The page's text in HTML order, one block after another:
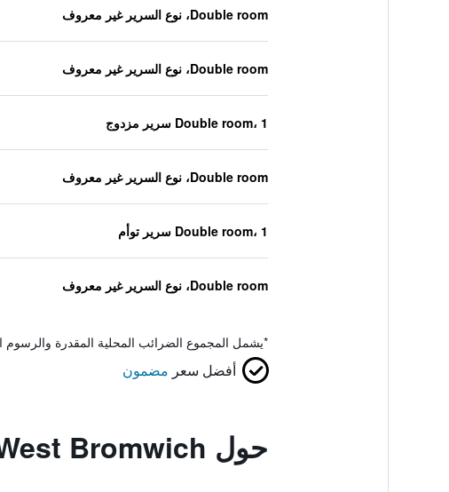
Double room، نوع السرير غير معروف
Double room، نوع السرير غير معروف
Double room، 1 سرير مزدوج
Double room، نوع السرير غير معروف
Double room، 1 سرير توأم
Double room، نوع السرير غير معروف
*يشمل المجموع الضرائب المحلية المقدرة والرسوم
أفضل سعر مضمون
حول Premier Inn West Bromwich